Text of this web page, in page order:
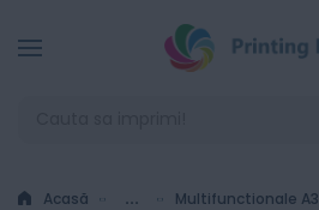
Acasă ... Multifunctionale A3